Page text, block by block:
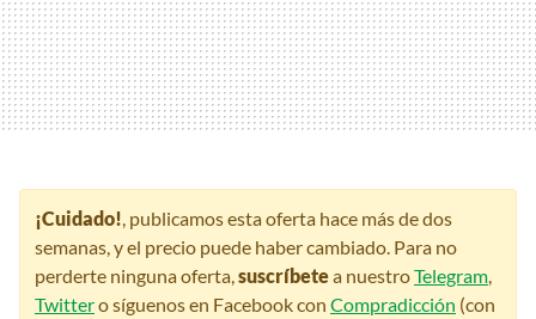
¡Cuidado!, publicamos esta oferta hace más de dos
semanas, y el precio puede haber cambiado. Para no
perderte ninguna oferta,suscríbetea nuestroTelegram,
Twittero síguenos en Facebook con Compradicción (con